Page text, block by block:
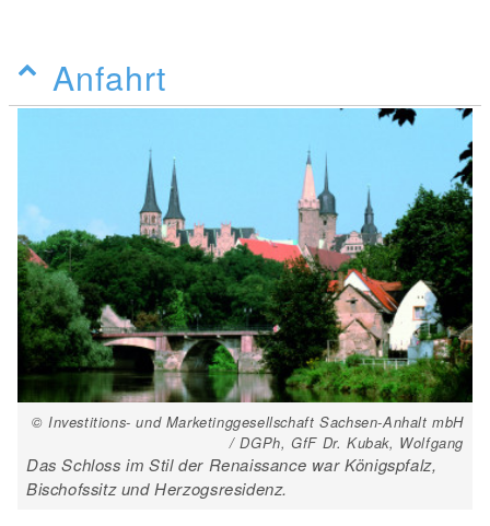
Anfahrt
© Investitions- und Marketinggesellschaft Sachsen-Anhalt mbH
/ DGPh, GfF Dr. Kubak, Wolfgang
Das Schloss im Stil der Renaissance war Königspfalz,
Bischofssitz und Herzogsresidenz.